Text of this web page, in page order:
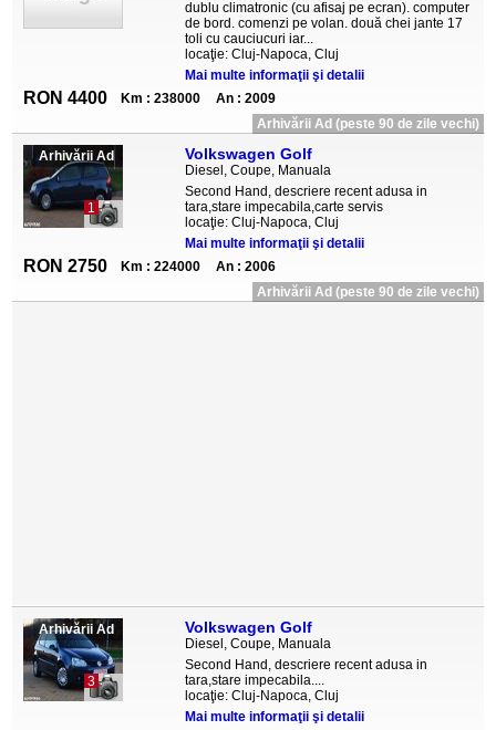
dublu climatronic (cu afisaj pe ecran). computer
de bord. comenzi pe volan. două chei jante 17
toli cu cauciucuri iar...
locaţie: Cluj-Napoca, Cluj
Mai multe informaţii şi detalii
RON 4400 Km : 238000
An : 2009
Arhivării Ad (peste 90 de zile vechi)
Arhivării Ad
1
Volkswagen Golf
Diesel, Coupe, Manuala
Second Hand, descriere recent adusa in
tara,stare impecabila,carte servis
locaţie: Cluj-Napoca, Cluj
Mai multe informaţii şi detalii
RON 2750 Km : 224000
An : 2006
Arhivării Ad (peste 90 de zile vechi)
Arhivării Ad
3
Volkswagen Golf
Diesel, Coupe, Manuala
Second Hand, descriere recent adusa in
tara,stare impecabila....
locaţie: Cluj-Napoca, Cluj
Mai multe informaţii şi detalii